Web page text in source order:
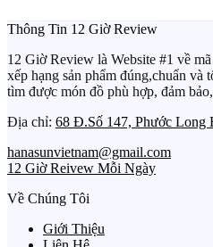
Thông Tin 12 Giờ Review
12 Giờ Review là Website #1 về
xếp hạng sản phẩm đúng,chuẩn và
tìm được món đồ phù hợp, đảm
Địa chỉ: 68 Đ.Số 147, Phước Long
hanasunvietnam@gmail.com
12 Giờ Reivew Mỗi Ngày
Về Chúng Tôi
Giới Thiệu